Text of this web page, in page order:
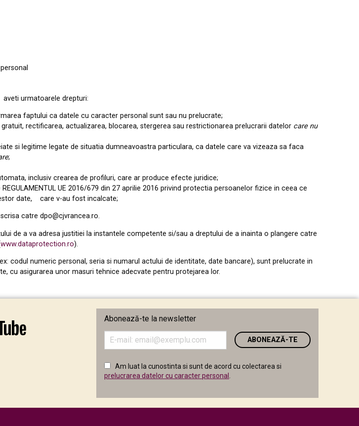
aveti urmatoarele drepturi:
faptului ca datele cu caracter personal sunt sau nu prelucrate;
it, rectificarea, actualizarea, b ocarea, stergerea sau restrictionarea pre ucrarii date or care nu
si legitime legate de situatia dumneavoastra particulara, ca datele care va vizeaza sa faca
;
inclusiv crearea de profiluri, care ar produce efecte juridice;
UE 2016/679 din 27 aprilie 2016 privind protectia persoanelor fizice in ceea ce
date,
care v-au fost incalcate;
catre dpo@cjvrancea.ro.
de a va adresa justitiei la instante e competente si/sau a dreptului de a inainta o p angere catre
www.dataprotection.ro).
codul numeric personal, seria si numarul actului de identitate, date bancare), sunt prelucrate in
cu asigurarea unor masuri tehnice adecvate pentru protejarea lor.
Abonează-te la newsletter
Introduceți
adresa
email
în
câmpul
Am luat la cunostinta si sunt de acord cu colectarea si
prelucrarea datelor cu caracter personal